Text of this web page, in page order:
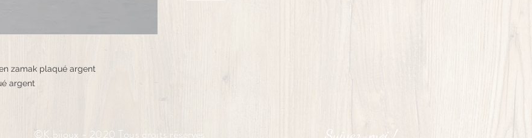
zamak plaqué argent
argent
©K.bijoux - 2020 Tous droits réservés